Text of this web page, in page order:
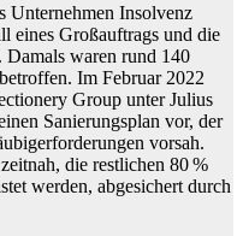
Unternehmen Insolvenz
eines Großauftrags und die
waren rund 140
Im Februar 2022
Group unter Julius
Sanierungsplan vor, der
vorsah.
die restlichen 80 %
werden, abgesichert durch